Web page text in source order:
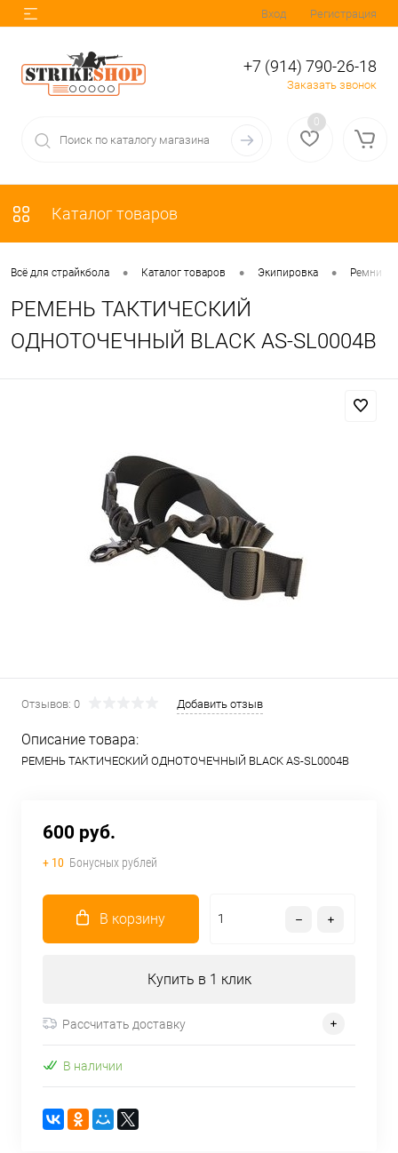
Вход Регистрация
+7 (914) 790-26-18
Заказать звонок
0
Каталог товаров
Всё для страйкбола • Каталог товаров • Экипировка • Ремни
РЕМЕНЬ ТАКТИЧЕСКИЙ
ОДНОТОЧЕЧНЫЙ BLACK AS-SL0004B
Отзывов: 0 Добавить отзыв
Описание товара:
РЕМЕНЬ ТАКТИЧЕСКИЙ ОДНОТОЧЕЧНЫЙ BLACK AS-SL0004B
600 руб.
+ 10 Бонусных рублей
В корзину
Купить в 1 клик
Рассчитать доставку
В наличии